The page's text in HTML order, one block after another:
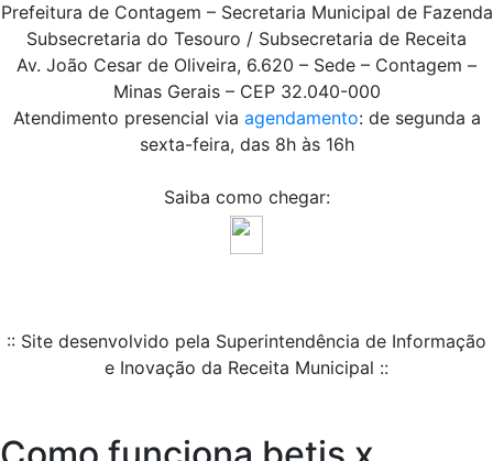
Prefeitura de Contagem – Secretaria Municipal de Fazenda
Subsecretaria do Tesouro / Subsecretaria de Receita
Av. João Cesar de Oliveira, 6.620 – Sede – Contagem –
Minas Gerais – CEP 32.040-000
Atendimento presencial via agendamento: de segunda a
sexta-feira, das 8h às 16h
Saiba como chegar:
:: Site desenvolvido pela Superintendência de Informação
e Inovação da Receita Municipal ::